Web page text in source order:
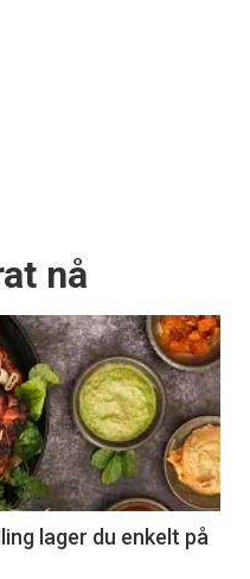
nå
lager du enkelt på